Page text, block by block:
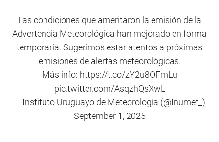
Las condiciones que ameritaron la emisión de la
Advertencia Meteorológica han mejorado en forma
temporaria. Sugerimos estar atentos a próximas
emisiones de alertas meteorológicas.
Más info: https://t.co/zY2u8OFmLu
pic.twitter.com/AsqzhQsXwL
— Instituto Uruguayo de Meteorología (@Inumet_)
September 1, 2025